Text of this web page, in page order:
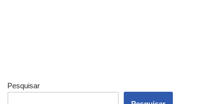
Pesquisar